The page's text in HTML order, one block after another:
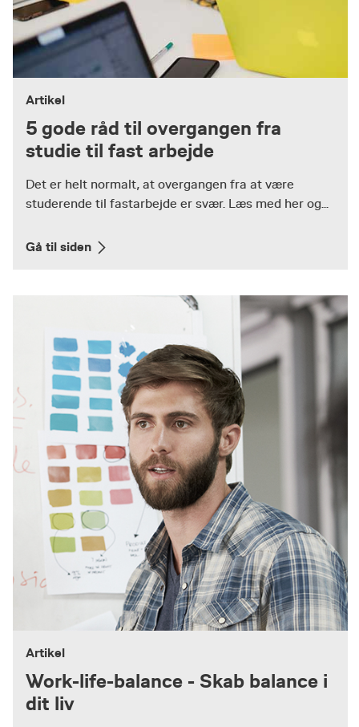
Artikel
5 gode råd til overgangen fra
studie til fast arbejde
Det er helt normalt, at overgangen fra at være
studerende til fastarbejde er svær. Læs med her og...
Gå til siden
Artikel
Work-life-balance - Skab balance i
dit liv